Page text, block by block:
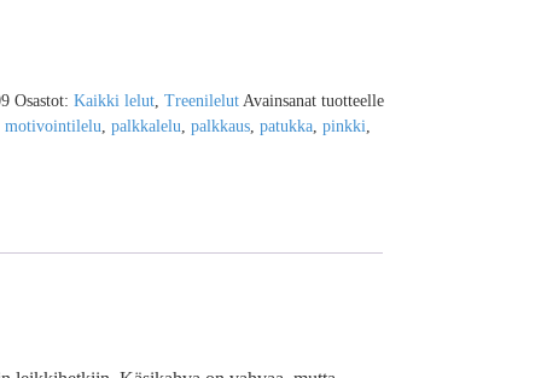
Osastot: Kaikki lelut, Treenilelut Avainsanat tuotteelle
motivointilelu, palkkalelu, palkkaus, patukka, pinkki,